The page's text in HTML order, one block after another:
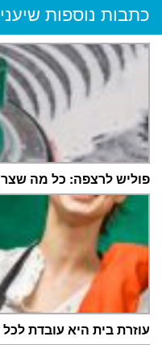
כתבות נוספות
פוליש לרצפה: כל מה
עוזרת בית היא עובדת